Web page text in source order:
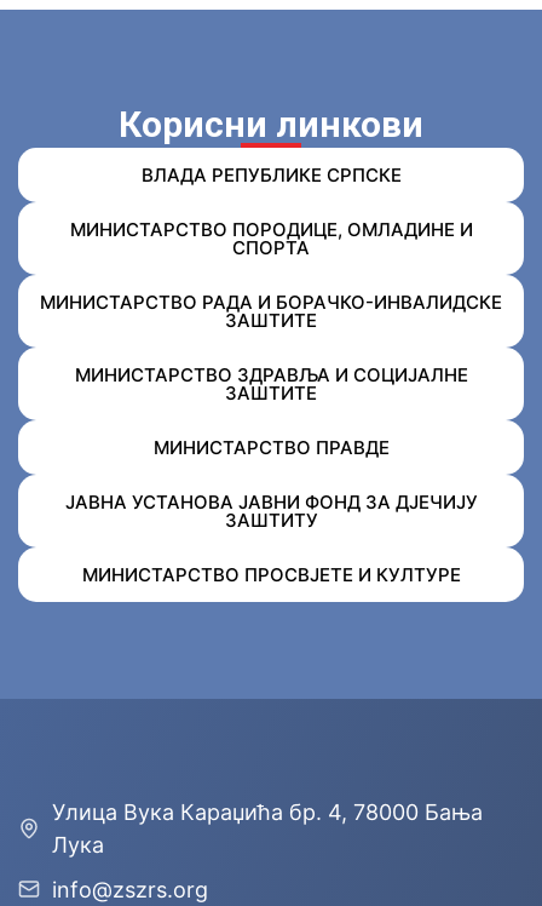
Корисни линкови
ВЛАДА РЕПУБЛИКЕ СРПСКЕ
МИНИСТАРСТВО ПОРОДИЦЕ, ОМЛАДИНЕ И
СПОРТА
МИНИСТАРСТВО РАДА И БОРАЧКО-ИНВАЛИДСКЕ
ЗАШТИТЕ
МИНИСТАРСТВО ЗДРАВЉА И СОЦИЈАЛНЕ
ЗАШТИТЕ
МИНИСТАРСТВО ПРАВДЕ
ЈАВНА УСТАНОВА ЈАВНИ ФОНД ЗА ДЈЕЧИЈУ
ЗАШТИТУ
МИНИСТАРСТВО ПРОСВЈЕТЕ И КУЛТУРЕ
Улицa Вука Караџића бр. 4, 78000 Бања
Лука
info@zszrs.org